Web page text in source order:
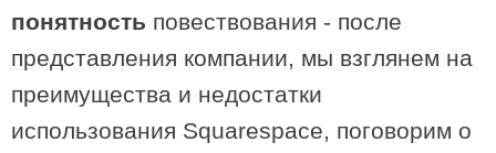
понятность повествования - после
представления компании, мы взглянем на
преимущества и недостатки
использования Squarespace, поговорим о